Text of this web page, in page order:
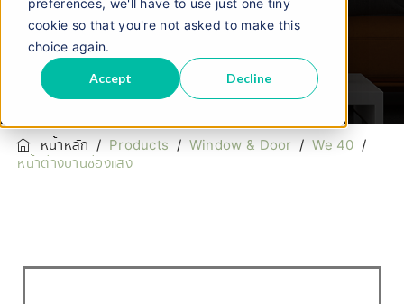
cookie so that you're not asked to make this
choice again.
Accept Decline
หน้าหลัก / Products / Window & Door /We 40 /
หน้าต่างบานช่องแสง